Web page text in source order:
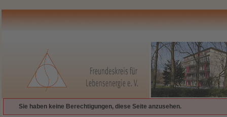
Sie haben keine Berechtigungen, diese Seite anzusehen.